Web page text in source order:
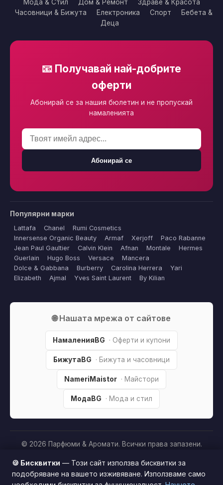
Мода & Стил Дом & Ремонт
Здраве & Красота
Часовници & Бижута
Електроника Спорт
Бебета &
Деца
📧 Получавай най-добрите
оферти
Абонирай се за нашия бюлетин и не пропускай
намаленията
Абонирай се
Популярни марки
Lattafa Chanel
Rumi Cosmetics
Innersense Organic Beauty
Armaf Xerjoff
Paco Rabanne
Jean Paul Gaultier
Calvin Klein Afnan Montale
Hermes
Guerlain
Hugo Boss Versace
Mancera
Dolce & Gabbana
Burberry Carolina Herrera
Yari
Elizabeth
Ajmal Yves Saint Laurent By Kilian
🌐 Нашата мрежа от сайтове
НамаленияBG · Оферти и купони
БижутаBG · Бижута и часовници
NameriMaistor · Майстори
МодаBG · Мода и стил
© 2026 Парфюми & Аромати. Всички права запазени.
Партньорско разкриване:
Този сайт е независим и
съдържа партньорски (affiliate) линкове. Когато купите
продукт през тях, може да получим малка комисиона от
🍪 Бисквитки — Този сайт използва бисквитки за
подобряване на вашето изживяване. Използваме само